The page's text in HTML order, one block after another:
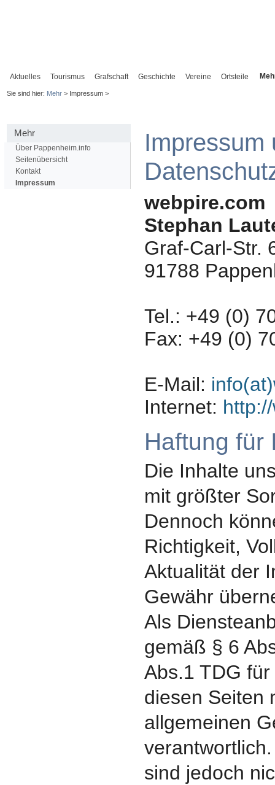
Aktuelles Tourismus Grafschaft Geschichte Vereine Ortsteile
Sie sind hier: Mehr> Impressum >
Mehr
Über Pappenheim.info
Seitenübersicht
Kontakt
Impressum
Impressum
webpire.com
Stephan
Graf-Carl-Str.
91788
Tel.: +49 (0)
Fax: +49 (0)
E-Mail:
Internet:
Haftung für
Die Inhalte
mit größter
Dennoch
Richtigkeit,
Aktualität der
Gewähr
Als
gemäß § 6
Abs.1 TDG
diesen Seiten
allgemeinen
sind jedoch